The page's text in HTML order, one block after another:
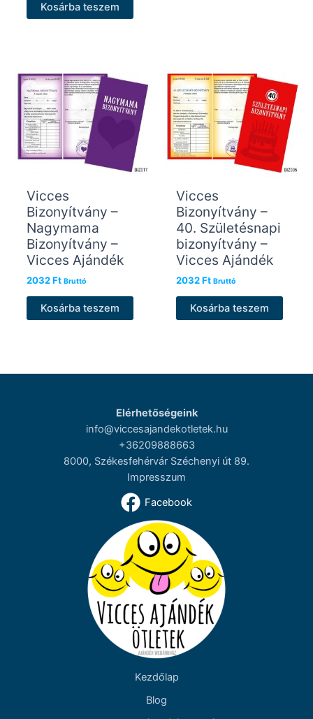
Kosárba teszem
Vicces
Bizonyítvány –
Nagymama
Bizonyítvány –
Vicces Ajándék
2032Ft Bruttó
Kosárba teszem
Vicces
Bizonyítvány –
40. Születésnapi
bizonyítvány –
Vicces Ajándék
2032Ft Bruttó
Kosárba teszem
Elérhetőségeink
info@viccesajandekotletek.hu
+36209888663
8000, Székesfehérvár Széchenyi út 89.
Impresszum
Facebook
Kezdőlap
Blog